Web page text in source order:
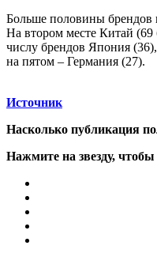
Больше половины
На втором месте Китай (69
числу брендов Япония
на пятом – Германия (27).
Источник
Насколько публикация
Нажмите на звезду, чтобы